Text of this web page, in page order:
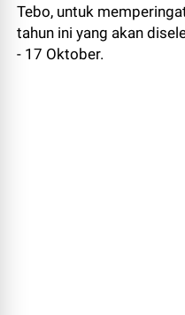
Tebo, untuk
tahun ini yang akan
- 17 Oktober.